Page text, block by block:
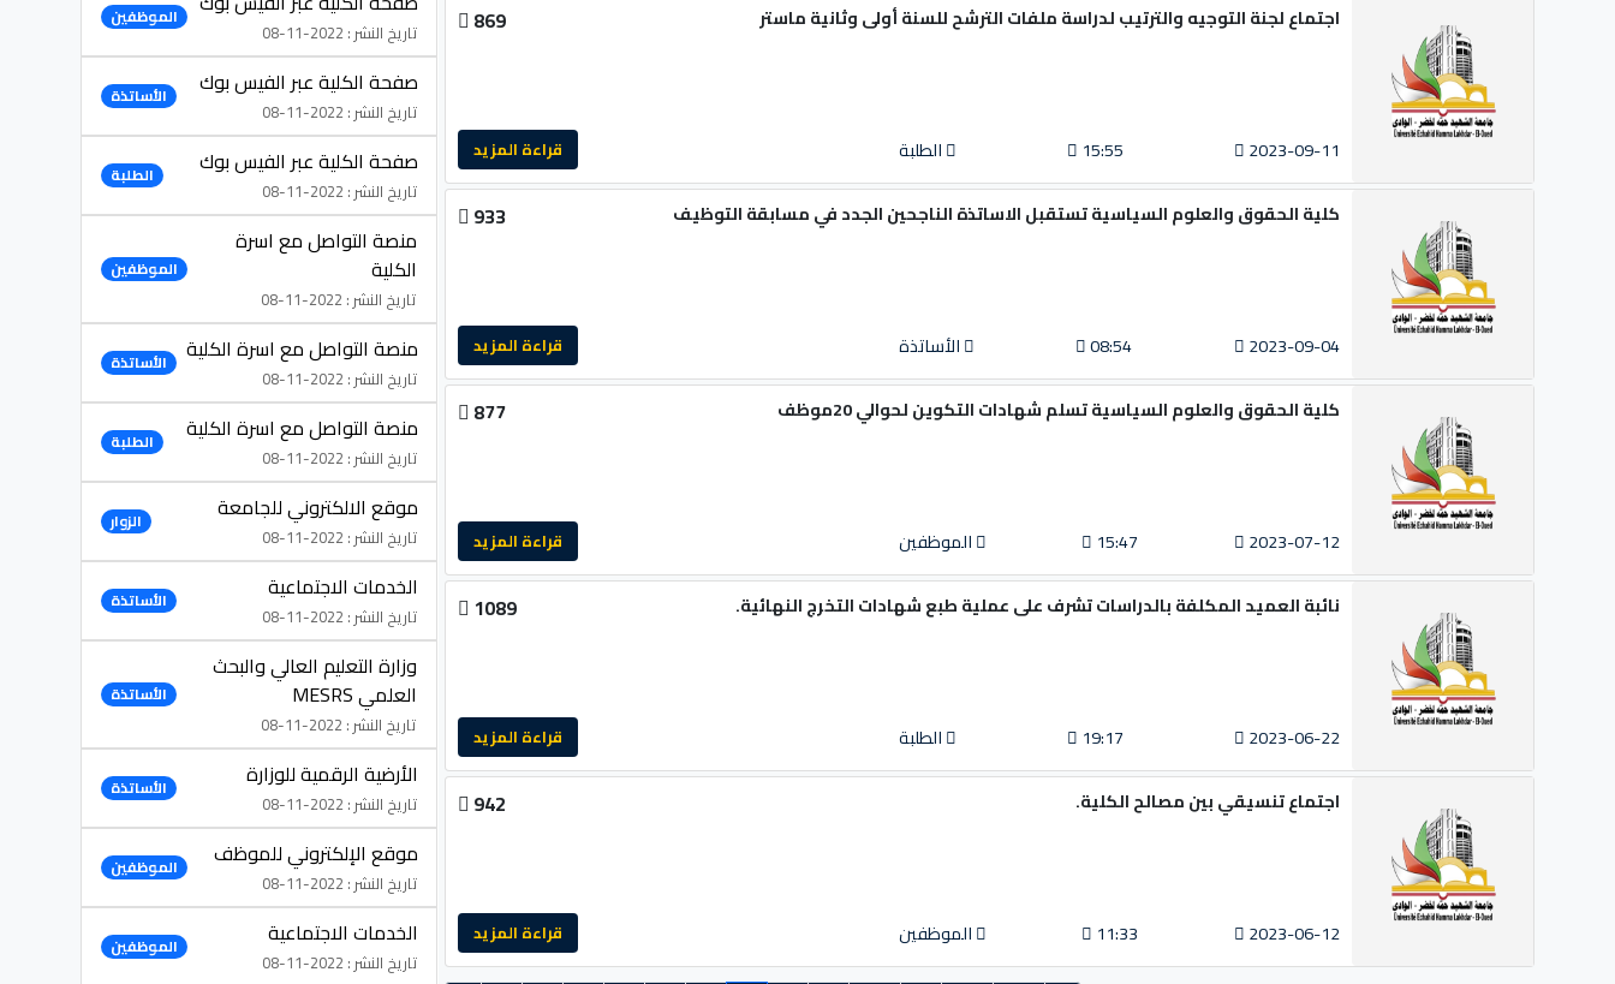
اجتماع لجنة التوجيه والترتيب لدراسة ملفات الترشح للسنة أولى وثانية ماستر 869
2023-09-11
15:55 الطلبة قراءة المزيد
كلية الحقوق والعلوم السياسية تستقبل الاساتذة الناجحين الجدد في مسابقة التوظيف 933
2023-09-04
08:54 الأساتذة قراءة المزيد
كلية الحقوق والعلوم السياسية تسلم شهادات التكوين لحوالي 20موظف 877
2023-07-12
15:47 الموظفين قراءة المزيد
نائبة العميد المكلفة بالدراسات تشرف على عملية طبع شهادات التخرج النهائية. 1089
2023-06-22
19:17 الطلبة قراءة المزيد
اجتماع تنسيقي بين مصالح الكلية. 942
2023-06-12
11:33 الموظفين قراءة المزيد
تاريخ النشر : 2022-11-08
الموظفين
صفحة الكلية عبر الفيس بوك
تاريخ النشر : 2022-11-08
الأساتذة
صفحة الكلية عبر الفيس بوك
تاريخ النشر : 2022-11-08
الطلبة
منصة التواصل مع اسرة
الكلية
تاريخ النشر : 2022-11-08
الموظفين
منصة التواصل مع اسرة الكلية
تاريخ النشر : 2022-11-08
الأساتذة
منصة التواصل مع اسرة الكلية
تاريخ النشر : 2022-11-08
الطلبة
موقع الالكتروني للجامعة
تاريخ النشر : 2022-11-08
الزوار
الخدمات الاجتماعية
تاريخ النشر : 2022-11-08
الأساتذة
وزارة التعليم العالي والبحث
العلمي MESRS
تاريخ النشر : 2022-11-08
الأساتذة
الأرضية الرقمية للوزارة
تاريخ النشر : 2022-11-08
الأساتذة
موقع الإلكتروني للموظف
تاريخ النشر : 2022-11-08
الموظفين
الخدمات الاجتماعية
تاريخ النشر : 2022-11-08
الموظفين